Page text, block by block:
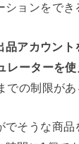
ョンをでき
アカウント
ーターを使
の制限があ
でそうな商